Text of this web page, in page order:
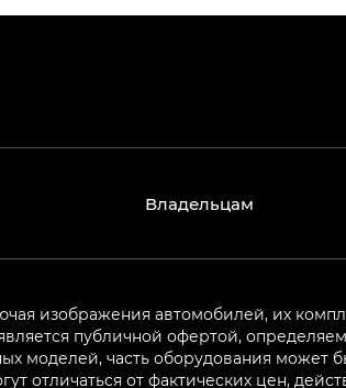
Владельцам
изображения автомобилей, их
публичной офертой,
моделей, часть оборудования может
отличаться от фактических цен,